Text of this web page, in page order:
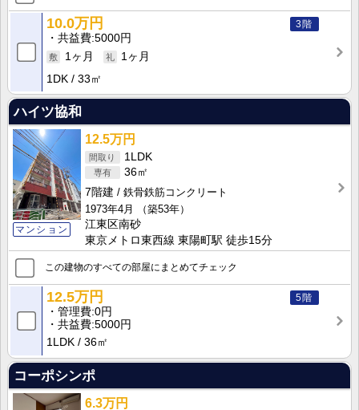
3階
10.0万円
共益費 5000円
1ヶ月
1ヶ月
1DK
33㎡
ハイツ協和
マンション
12.5万円
1LDK
36㎡
7階建
鉄骨鉄筋コンクリート
1973年4月
（築53年）
江東区南砂
東京メトロ東西線 東陽町駅 徒歩15分
この建物のすべての部屋にまとめてチェック
5階
12.5万円
管理費 0円
共益費 5000円
1LDK
36㎡
コーポシンポ
6.3万円